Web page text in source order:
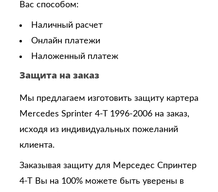
Вас способом:
Наличный расчет
Онлайн платежи
Наложенный платеж
Защита на заказ
Мы предлагаем изготовить защиту картера
Mercedes Sprinter 4-T 1996-2006 на заказ,
исходя из индивидуальных пожеланий
клиента.
Заказывая защиту для Мерседес Спринтер
4-Т Вы на 100% можете быть уверены в